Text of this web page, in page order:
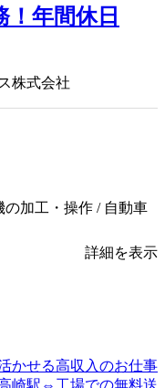
年間休日
株式会社
加工・操作 / 自動車
詳細を表示